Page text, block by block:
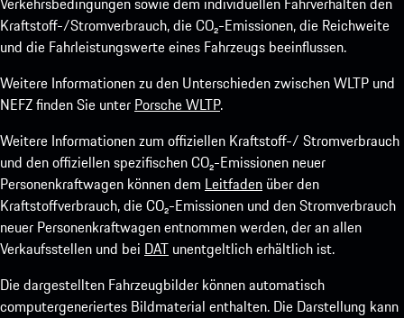
Kraftstoff-/Stromverbrauch, die CO₂-Emissionen, die Reichweite
und die Fahrleistungswerte eines Fahrzeugs beeinflussen.
Weitere Informationen zu den Unterschieden zwischen WLTP und
NEFZ finden Sie unter Porsche WLTP.
Weitere Informationen zum offiziellen Kraftstoff-/ Stromverbrauch
und den offiziellen spezifischen CO₂-Emissionen neuer
Personenkraftwagen können dem Leitfaden über den
Kraftstoffverbrauch, die CO₂-Emissionen und den Stromverbrauch
neuer Personenkraftwagen entnommen werden, der an allen
Verkaufsstellen und bei DAT unentgeltlich erhältlich ist.
Die dargestellten Fahrzeugbilder können automatisch
computergeneriertes Bildmaterial enthalten. Die Darstellung kann